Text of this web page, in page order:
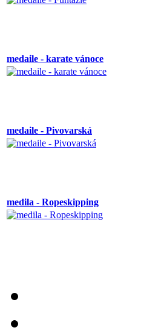
medaile - karate vánoce
medaile - Pivovarská
medila - Ropeskipping